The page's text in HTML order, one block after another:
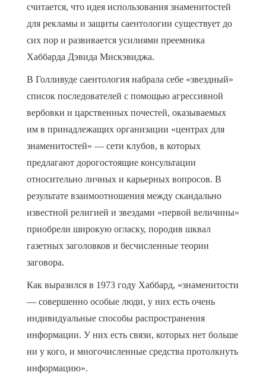
считается, что идея использования знаменитостей
для рекламы и защиты саентологии существует до
сих пор и развивается усилиями преемника
Хаббарда Дэвида Мискэвиджа.
В Голливуде саентология набрала себе «звездный»
список последователей с помощью агрессивной
вербовки и царственных почестей, оказываемых
им в принадлежащих организации «центрах для
знаменитостей» — сети клубов, в которых
предлагают дорогостоящие консультации
относительно личных и карьерных вопросов. В
результате взаимоотношения между скандально
известной религией и звездами «первой величины»
приобрели широкую огласку, породив шквал
газетных заголовков и бесчисленные теории
заговора.
Как выразился в 1973 году Хаббард, «знаменитости
— совершенно особые люди, у них есть очень
индивидуальные способы распространения
информации. У них есть связи, которых нет больше
ни у кого, и многочисленные средства протолкнуть
информацию».